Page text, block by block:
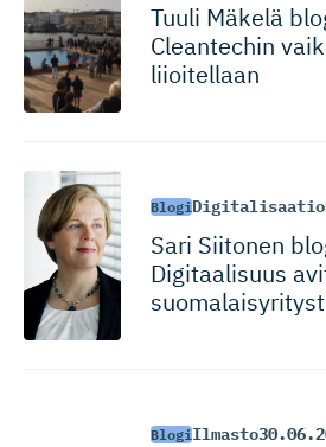
Tuuli Mäkelä
Cleantechin
liioitellaan
BlogiDigitalisaatio
Sari Siitonen
Digitaalisuus
BlogiIlmasto